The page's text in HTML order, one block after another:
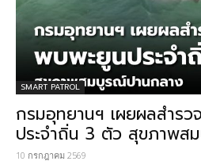
SMART PATROL
กรมอุทยานฯ เผยผลสำรว
ประจำถิ่น 3 ตัว สุขภาพส
10 กรกฎาคม 2569